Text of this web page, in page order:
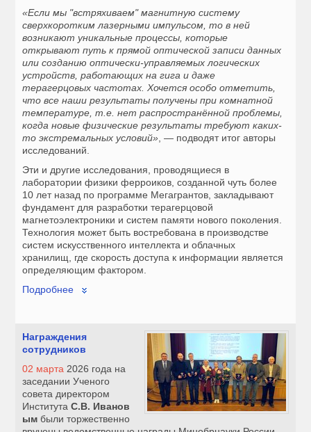
«Если мы "встряхиваем" магнитную систему
сверхкоротким лазерными импульсом, то в ней
возникают уникальные процессы, которые
открывают путь к прямой оптической записи данных
или созданию оптически-управляемых логических
устройств, работающих на гига и даже
терагерцовых частотах. Хочется особо отметить,
что все наши результаты получены при комнатной
температуре, т.е. нет распространённой проблемы,
когда новые физические результаты требуют каких-
то экстремальных условий» , — подводят итог авторы
исследований.
Эти и другие исследования, проводящиеся в
лаборатории физики ферроиков, созданной чуть более
10 лет назад по программе Мегагрантов, закладывают
фундамент для разработки терагерцовой
магнетоэлектроники и систем памяти нового поколения.
Технология может быть востребована в производстве
систем искусственного интеллекта и облачных
хранилищ, где скорость доступа к информации является
определяющим фактором.
Подробнее
Награждения
сотрудников
02 марта 2026 года на
заседании Ученого
совета директором
ИнститутаС.В. Иванов
ым были торжественно